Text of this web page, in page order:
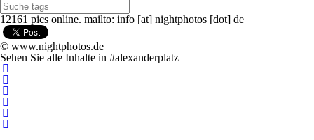
12161 pics online. mailto: info [at] nightphotos [dot] de
© www.nightphotos.de
Sehen Sie alle Inhalte in #alexanderplatz